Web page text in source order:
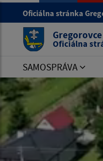
Oficiálna stránka
Gregorovce
Oficiálna
SAMOSPRÁVA